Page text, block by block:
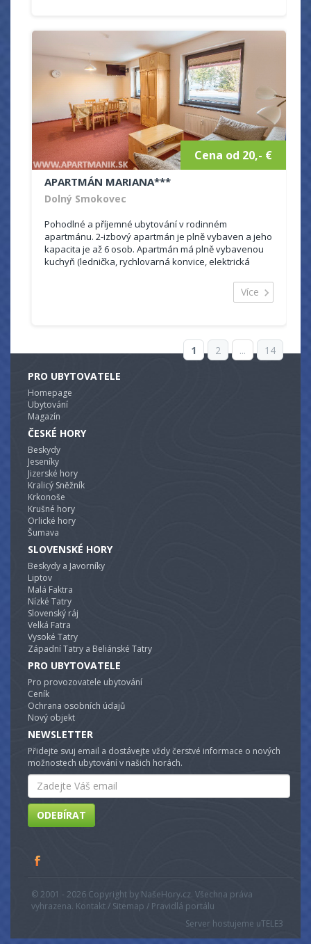
Cena od 20,- €
APARTMÁN MARIANA***
Dolný Smokovec
Pohodlné a příjemné ubytování v rodinném
apartmánu. 2-izbový apartmán je plně vybaven a jeho
kapacita je až 6 osob. Apartmán má plně vybavenou
kuchyň (lednička, rychlovarná konvice, elektrická
Více
1 2 ...
14
PRO UBYTOVATELE
Homepage
Ubytování
Magazín
ČESKÉ HORY
Beskydy
Jeseníky
Jizerské hory
Kralicý Sněžník
Krkonoše
Krušné hory
Orlické hory
Šumava
SLOVENSKÉ HORY
Beskydy a Javorníky
Liptov
Malá Faktra
Nízké Tatry
Slovenský ráj
Velká Fatra
Vysoké Tatry
Západní Tatry a Beliánské Tatry
PRO UBYTOVATELE
Pro provozovatele ubytování
Ceník
Ochrana osobních údajů
Nový objekt
NEWSLETTER
Přidejte svuj email a dostávejte vždy čerstvé informace o nových
možnostech ubytování v našich horách.
Email
ODEBÍRAT
© 2001 - 2026 Copyright by NašeHory.cz. Všechna práva
vyhrazena. Kontakt / Sitemap / Pravidlá portálu
Server hostujeme uTELE3